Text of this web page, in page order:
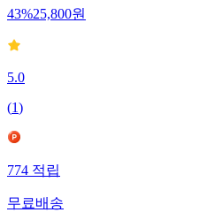
43%25,800원
5.0
(1)
774적립
무료배송